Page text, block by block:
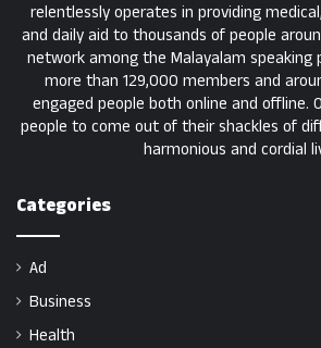
relentlessly operates in providing
and daily aid to thousands of people
network among the Malayalam speaking
more than 129,000 members and
engaged people both online and offline.
people to come out of their shackles of
harmonious and cordial
Categories
Ad
Business
Health